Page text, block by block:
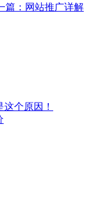
篇：网站推广详解
个原因！